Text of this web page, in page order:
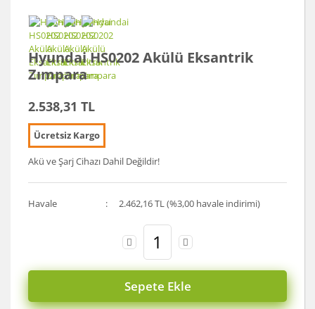
Hyundai HS0202 Akülü Eksantrik
Zımpara
2.538,31 TL
Ücretsiz Kargo
Akü ve Şarj Cihazı Dahil Değildir!
Havale 2.462,16 TL (%3,00 havale indirimi)
Sepete Ekle